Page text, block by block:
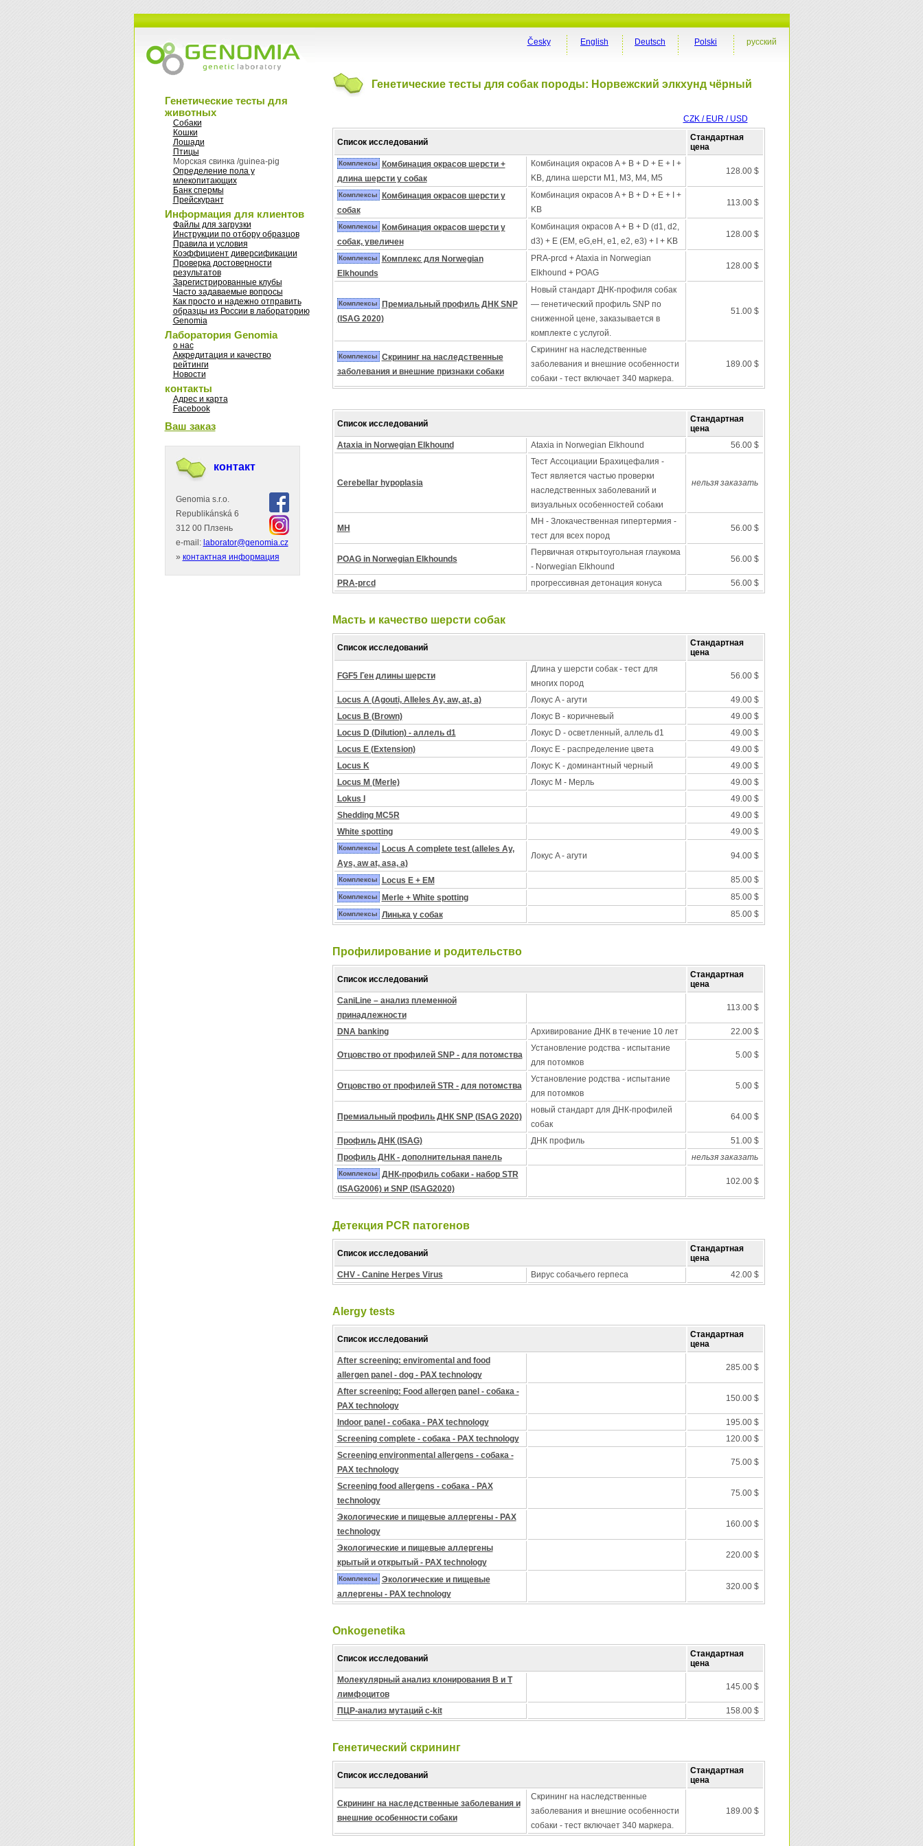
Генетические тесты для
животных
Собаки
Кошки
Лошади
Птицы
Морская свинка /guinea-pig
Oпределение пола у
млекопитающих
Банк спермы
Прейскурант
Информация для клиентов
Файлы для загрузки
Инструкции по отбору образцов
Правила и условия
Коэффициент диверсификации
Проверка достоверности
результатов
Зарегистрированные клубы
Часто задаваемые вопросы
Как просто и надежно отправить
образцы из России в лабораторию
Genomia
Лаборатория Genomia
о нас
Аккредитация и качество
рейтинги
Новости
контакты
Адрес и карта
Facebook
Ваш заказ
контакт
Genomia s.r.o.
Republikánská 6
312 00 Плзень
e-mail: laborator@genomia.cz
» контактная информация
русский
Polski
Deutsch
English
Česky
Генетические тесты для собак породы: Норвежский элкхунд чёрный
CZK / EUR / USD
Список исследований
Стандартная
цена
Комплексы
Комбинация окрасов шерсти +
длина шерсти у собак
Комбинация окрасов A + B + D + E + I +
KB, длина шерсти M1, M3, M4, M5
128.00 $
Комплексы
Комбинация окрасов шерсти у
собак
Комбинация окрасов A + B + D + E + I +
KB
113.00 $
Комплексы
Комбинация окрасов шерсти у
собак, увеличен
Комбинация окрасов A + B + D (d1, d2,
d3) + E (EM, eG,eH, e1, e2, e3) + I + KB
128.00 $
Комплексы
Комплекс для Norwegian
Elkhounds
PRA-prcd + Ataxia in Norwegian
Elkhound + POAG
128.00 $
Комплексы
Премиальный профиль ДНК SNP
(ISAG 2020)
Новый стандарт ДНК-профиля собак
— генетический профиль SNP по
сниженной цене, заказывается в
комплекте с услугой.
51.00 $
Комплексы
Скрининг на наследственные
заболевания и внешние признаки собаки
Скрининг на наследственные
заболевания и внешние особенности
собаки - тест включает 340 маркера.
189.00 $
Список исследований
Стандартная
цена
Ataxia in Norwegian Elkhound
Ataxia in Norwegian Elkhound 56.00 $
Cerebellar hypoplasia
Тест Ассоциации Брахицефалия -
Тест является частью проверки
наследственных заболеваний и
визуальных особенностей собаки
нельзя заказать
MH
MH - Злокачественная гипертермия -
тест для всех пород
56.00 $
POAG in Norwegian Elkhounds
Первичная открытоугольная глаукома
- Norwegian Elkhound
56.00 $
PRA-prcd прогрессивная детонация конуса 56.00 $
Масть и качество шерсти собак
Список исследований
Стандартная
цена
FGF5 Ген длины шерсти
Длина у шерсти собак - тест для
многих пород
56.00 $
Locus A (Agouti, Alleles Ay, aw, at, a) Локус A - агути
49.00 $
Locus B (Brown)
Локус B - коричневый
49.00 $
Locus D (Dilution) - аллель d1
Локус D - осветленный, аллель d1
49.00 $
Locus E (Extension)
Локус Е - распределение цвета
49.00 $
Locus K
Локус K - доминантный черный
49.00 $
Locus M (Merle)
Локус M - Mерль
49.00 $
Lokus I
49.00 $
Shedding MC5R
49.00 $
White spotting
49.00 $
Комплексы
Locus A complete test (alleles Ay,
Ays, aw at, asa, a)
Локус A - агути 94.00 $
Комплексы Locus E + EM 85.00 $
Комплексы Merle + White spotting 85.00 $
Комплексы Линька у собак 85.00 $
Профилирование и pодительство
Список исследований
Стандартная
цена
CaniLine – анализ племенной
принадлежности
113.00 $
DNA banking Архивирование ДНК в течение 10 лет 22.00 $
Отцовство от профилей SNP - для потомства
Установление родства - испытание
для потомков
5.00 $
Отцовство от профилей STR - для потомства
Установление родства - испытание
для потомков
5.00 $
Премиальный профиль ДНК SNP (ISAG 2020)
новый стандарт для ДНК-профилей
собак
64.00 $
Профиль ДНК (ISAG) ДНК профиль
51.00 $
Профиль ДНК - дополнительная панель
нельзя заказать
Комплексы
ДНК-профиль собаки - набор STR
(ISAG2006) и SNP (ISAG2020)
102.00 $
Детекция PCR патогенов
Список исследований
Стандартная
цена
CHV - Canine Herpes Virus
Вирус собачьего герпеса 42.00 $
Alergy tests
Список исследований
Стандартная
цена
After screening: enviromental and food
allergen panel - dog - PAX technology
285.00 $
After screening: Food allergen panel - собака -
PAX technology
150.00 $
Indoor panel - собака - PAX technology
195.00 $
Screening complete - собака - PAX technology
120.00 $
Screening environmental allergens - собака -
PAX technology
75.00 $
Screening food allergens - собака - PAX
technology
75.00 $
Экологические и пищевые аллергены - PAX
technology
160.00 $
Экологические и пищевые аллергены
крытый и открытый - PAX technology
220.00 $
Комплексы
Экологические и пищевые
аллергены - PAX technology
320.00 $
Onkogenetika
Список исследований
Стандартная
цена
Молекулярный анализ клонирования B и T
лимфоцитов
145.00 $
ПЦР-анализ мутаций c-kit 158.00 $
Генетический скрининг
Список исследований
Стандартная
цена
Скрининг на наследственные заболевания и
внешние особенности собаки
Скрининг на наследственные
заболевания и внешние особенности
собаки - тест включает 340 маркера.
189.00 $